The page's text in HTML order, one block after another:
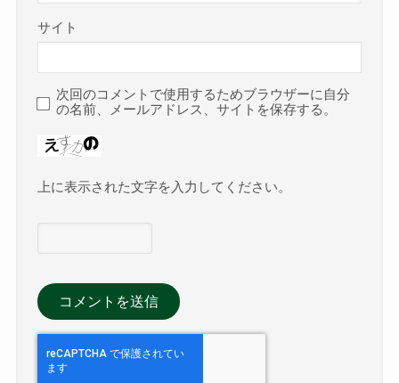
サイト
次回のコメントで使用するためブラウザーに自分
の名前、メールアドレス、サイトを保存する。
上に表示された文字を入力してください。